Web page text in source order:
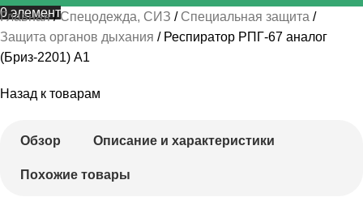
0элемент
Главная Спецодежда, СИЗ
Специальная защита
Защита органов дыхания
Респиратор РПГ-67 аналог
(Бриз-2201) А1
Назад к товарам
Обзор Описание и характеристики
Похожие товары